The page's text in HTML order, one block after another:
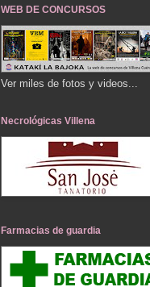
WEB DE CONCURSOS
Ver miles de fotos y videos...
Necrológicas Villena
Farmacias de guardia